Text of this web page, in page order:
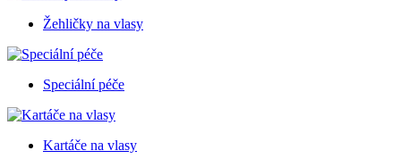
Žehličky na vlasy
Speciální péče
Kartáče na vlasy